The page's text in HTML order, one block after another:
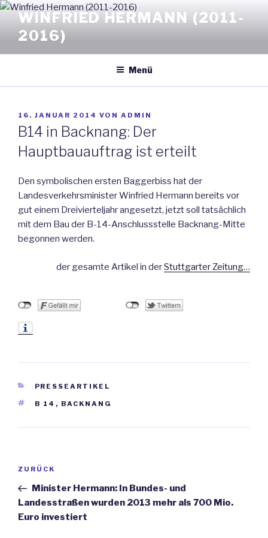
Zum
Inhalt
springen
WINFRIED HERMANN (2011-
2016)
Menü
VERÖFFENTLICHT
AM
16. JANUAR 2014 VON ADMIN
B14 in Backnang: Der
Hauptbauauftrag ist erteilt
Den symbolischen ersten Baggerbiss hat der
Landesverkehrsminister Winfried Hermann bereits vor
gut einem Dreivierteljahr angesetzt, jetzt soll tatsächlich
mit dem Bau der B-14-Anschlussstelle Backnang-Mitte
begonnen werden.
der gesamte Artikel in derStuttgarter Zeitung…
KATEGORIEN
PRESSEARTIKEL
SCHLAGWÖRTER
B 14 , BACKNANG
Beitrags-
Vorheriger
Beitrag
ZURÜCK
Minister Hermann: In Bundes- und
Landesstraßen wurden 2013 mehr als 700 Mio.
Euro investiert